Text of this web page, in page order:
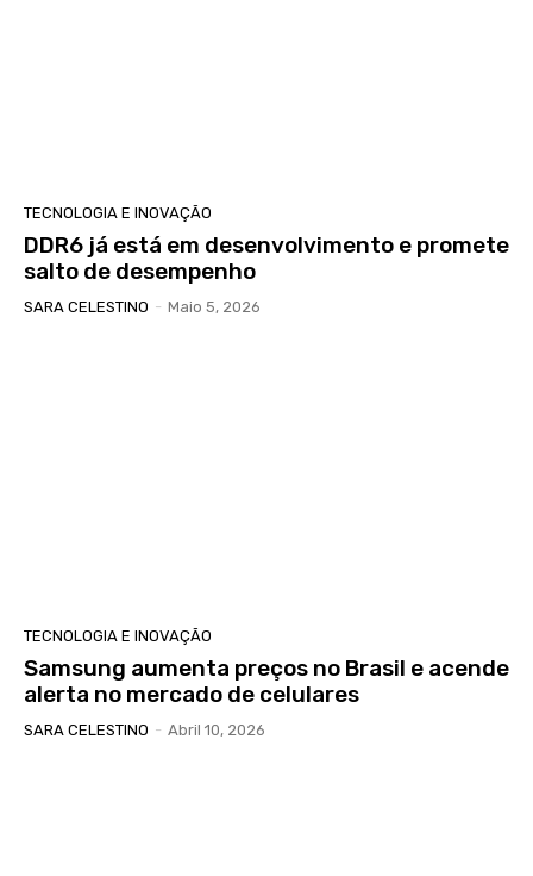
TECNOLOGIA E INOVAÇÃO
DDR6 já está em desenvolvimento e promete
salto de desempenho
SARA CELESTINO - Maio 5, 2026
TECNOLOGIA E INOVAÇÃO
Samsung aumenta preços no Brasil e acende
alerta no mercado de celulares
SARA CELESTINO - Abril 10, 2026